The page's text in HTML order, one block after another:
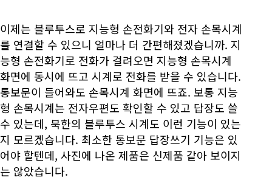
이제는 블루투스로 지능형 손전화기와 전자 손목시계
를 연결할 수 있으니 얼마나 더 간편해졌겠습니까. 지
능형 손전화기로 전화가 걸려오면 지능형 손목시계
화면에 동시에 뜨고 시계로 전화를 받을 수 있습니다.
통보문이 들어와도 손목시계 화면에 뜨죠. 보통 지능
형 손목시계는 전자우편도 확인할 수 있고 답장도 쓸
수 있는데, 북한의 블루투스 시계도 이런 기능이 있는
지 모르겠습니다. 최소한 통보문 답장쓰기 기능은 있
어야 할텐데, 사진에 나온 제품은 신제품 같아 보이지
는 않았습니다.